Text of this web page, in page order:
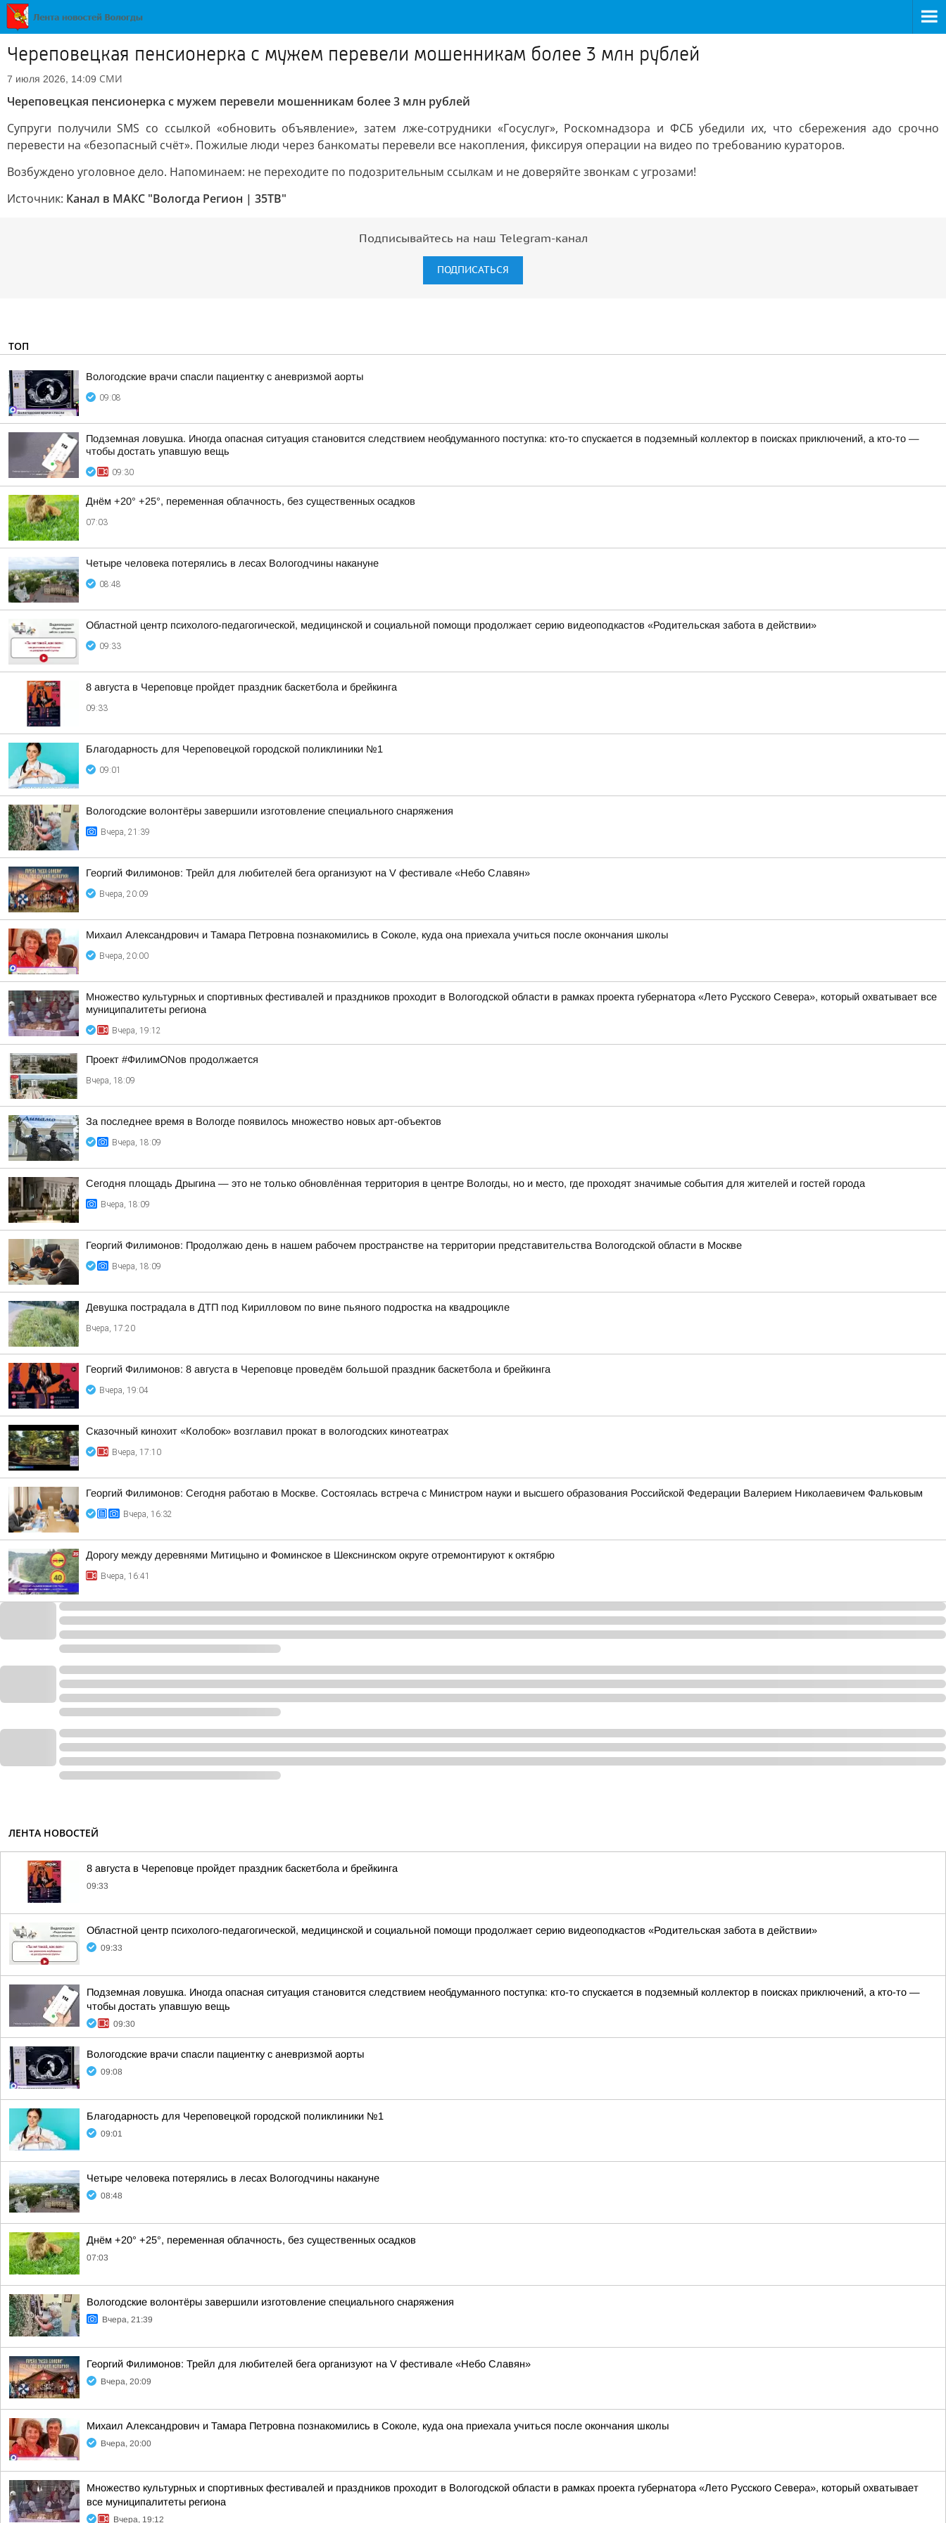
Череповецкая пенсионерка с мужем перевели мошенникам более 3 млн рублей
7 июля 2026, 14:09 СМИ
Череповецкая пенсионерка с мужем перевели мошенникам более 3 млн рублей
Супруги получили SMS со ссылкой «обновить объявление», затем лже-сотрудники «Госуслуг», Роскомнадзора и ФСБ убедили их, что сбережения адо срочно
перевести на «безопасный счёт». Пожилые люди через банкоматы перевели все накопления, фиксируя операции на видео по требованию кураторов.
Возбуждено уголовное дело. Напоминаем: не переходите по подозрительным ссылкам и не доверяйте звонкам с угрозами!
Источник: Канал в МАКС "Вологда Регион | 35ТВ"
Подписывайтесь на наш Telegram-канал
ПОДПИСАТЬСЯ
ТОП
Вологодские врачи спасли пациентку с аневризмой аорты
09:08
Подземная ловушка. Иногда опасная ситуация становится следствием необдуманного поступка: кто-то спускается в подземный коллектор в поисках приключений, а кто-то —
чтобы достать упавшую вещь
09:30
Днём +20° +25°, переменная облачность, без существенных осадков
07:03
Четыре человека потерялись в лесах Вологодчины накануне
08:48
Областной центр психолого-педагогической, медицинской и социальной помощи продолжает серию видеоподкастов «Родительская забота в действии»
09:33
8 августа в Череповце пройдет праздник баскетбола и брейкинга
09:33
Благодарность для Череповецкой городской поликлиники №1
09:01
Вологодские волонтёры завершили изготовление специального снаряжения
Вчера, 21:39
Георгий Филимонов: Трейл для любителей бега организуют на V фестивале «Небо Славян»
Вчера, 20:09
Михаил Александрович и Тамара Петровна познакомились в Соколе, куда она приехала учиться после окончания школы
Вчера, 20:00
Множество культурных и спортивных фестивалей и праздников проходит в Вологодской области в рамках проекта губернатора «Лето Русского Севера», который охватывает все
муниципалитеты региона
Вчера, 19:12
Проект #ФилимONов продолжается
Вчера, 18:09
За последнее время в Вологде появилось множество новых арт-объектов
Вчера, 18:09
Сегодня площадь Дрыгина — это не только обновлённая территория в центре Вологды, но и место, где проходят значимые события для жителей и гостей города
Вчера, 18:09
Георгий Филимонов: Продолжаю день в нашем рабочем пространстве на территории представительства Вологодской области в Москве
Вчера, 18:09
Девушка пострадала в ДТП под Кирилловом по вине пьяного подростка на квадроцикле
Вчера, 17:20
Георгий Филимонов: 8 августа в Череповце проведём большой праздник баскетбола и брейкинга
Вчера, 19:04
Сказочный кинохит «Колобок» возглавил прокат в вологодских кинотеатрах
Вчера, 17:10
Георгий Филимонов: Сегодня работаю в Москве. Состоялась встреча с Министром науки и высшего образования Российской Федерации Валерием Николаевичем Фальковым
Вчера, 16:32
Дорогу между деревнями Митицыно и Фоминское в Шекснинском округе отремонтируют к октябрю
Вчера, 16:41
ЛЕНТА НОВОСТЕЙ
8 августа в Череповце пройдет праздник баскетбола и брейкинга
09:33
Областной центр психолого-педагогической, медицинской и социальной помощи продолжает серию видеоподкастов «Родительская забота в действии»
09:33
Подземная ловушка. Иногда опасная ситуация становится следствием необдуманного поступка: кто-то спускается в подземный коллектор в поисках приключений, а кто-то —
чтобы достать упавшую вещь
09:30
Вологодские врачи спасли пациентку с аневризмой аорты
09:08
Благодарность для Череповецкой городской поликлиники №1
09:01
Четыре человека потерялись в лесах Вологодчины накануне
08:48
Днём +20° +25°, переменная облачность, без существенных осадков
07:03
Вологодские волонтёры завершили изготовление специального снаряжения
Вчера, 21:39
Георгий Филимонов: Трейл для любителей бега организуют на V фестивале «Небо Славян»
Вчера, 20:09
Михаил Александрович и Тамара Петровна познакомились в Соколе, куда она приехала учиться после окончания школы
Вчера, 20:00
Множество культурных и спортивных фестивалей и праздников проходит в Вологодской области в рамках проекта губернатора «Лето Русского Севера», который охватывает
все муниципалитеты региона
Вчера, 19:12